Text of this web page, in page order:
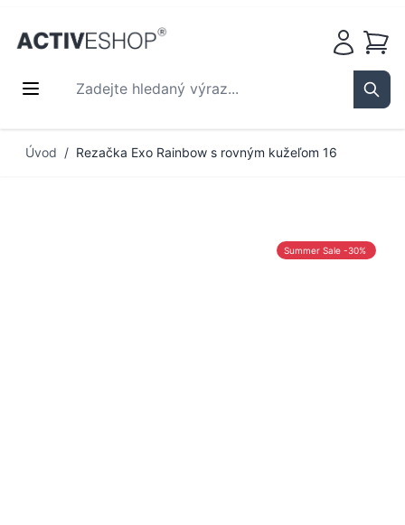
Zadejte hledaný výraz...
Košík
Úvod / Rezačka Exo Rainbow s rovným kužeľom 16
Summer Sale -30%